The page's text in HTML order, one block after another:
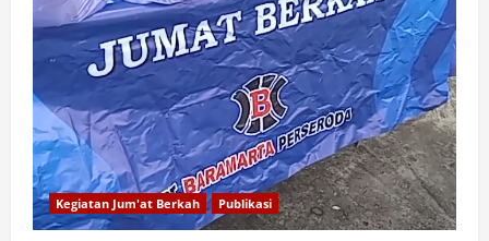
Kegiatan Jum'at Berkah Publikasi